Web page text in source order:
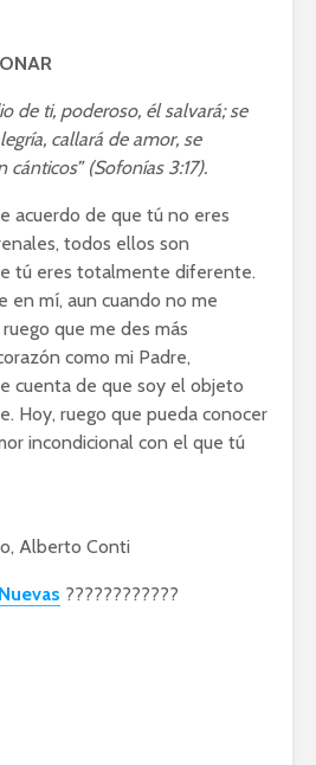
de ti, poderoso, él salvará; se
callará de amor, se
cánticos” (Sofonías 3:17).
acuerdo de que tú no eres
todos ellos son
tú eres totalmente diferente.
en mí, aun cuando no me
que me des más
como mi Padre,
cuenta de que soy el objeto
Hoy, ruego que pueda conocer
incondicional con el que tú
Alberto Conti
????????????️